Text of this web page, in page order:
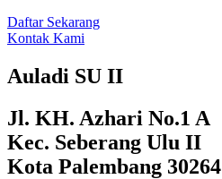
Daftar Sekarang
Kontak Kami
Auladi SU II
Jl. KH. Azhari No.1 A
Kec. Seberang Ulu II
Kota Palembang 30264